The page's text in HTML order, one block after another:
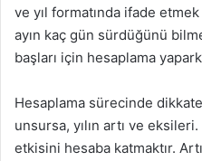
ve yıl formatında ifade etmek
ayın kaç gün sürdüğünü
başları için hesaplama
Hesaplama sürecinde
unsursa, yılın artı ve eksileri.
etkisini hesaba katmaktır.